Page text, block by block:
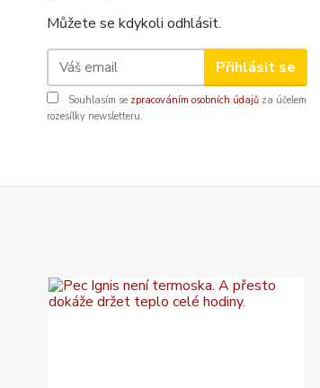
Můžete se kdykoli odhlásit.
Přihlásit se
Souhlasím se zpracováním osobních údajů za účelem
rozesílky newsletteru.